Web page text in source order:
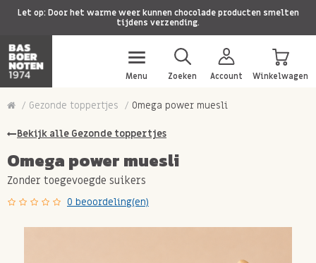
Let op: Door het warme weer kunnen chocolade producten smelten
tijdens verzending.
Menu Zoeken Account Winkelwagen
Gezonde toppertjes Omega power muesli
Bekijk alle Gezonde toppertjes
Omega power muesli
Zonder toegevoegde suikers
0 beoordeling(en)